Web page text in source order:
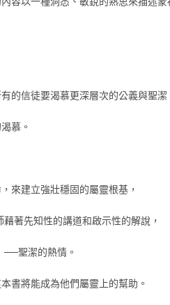
的信徒要渴慕更深層次的公義與聖潔
慕。
來建立強壯穩固的屬靈根基，
著先知性的講道和啟示性的解說，
──聖潔的熱情。
書將能成為他們屬靈上的幫助。